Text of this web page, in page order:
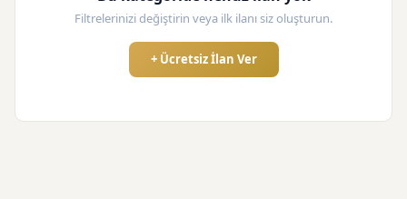
Filtrelerinizi değiştirin veya ilk ilanı siz oluşturun.
+ Ücretsiz İlan Ver